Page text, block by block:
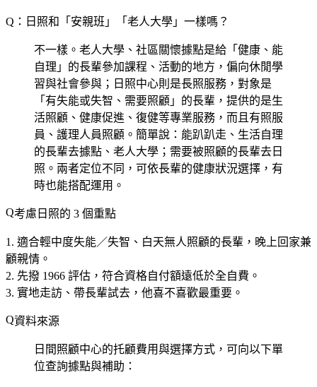
Q：日照和「安親班」「老人大學」一樣嗎？
不一樣。老人大學、社區關懷據點是給「健康、能
自理」的長輩參加課程、活動的地方，偏向休閒學
習與社會參與；日照中心則是長照服務，對象是
「有失能或失智、需要照顧」的長輩，提供的是生
活照顧、健康促進、復健等專業服務，而且有照服
員、護理人員照顧。簡單說：能趴趴走、生活自理
的長輩去據點、老人大學；需要被照顧的長輩去日
照。兩者定位不同，可依長輩的健康狀況選擇，有
時也能搭配運用。
考慮日照的 3 個重點
適合輕中度失能／失智、白天無人照顧的長輩 ，晚上回家兼
顧親情。
先撥 1966 評估 ，符合資格自付額遠低於全自費。
實地走訪、帶長輩試去 ，他喜不喜歡最重要。
資料來源
日間照顧中心的托顧費用與選擇方式，可向以下單
位查詢據點與補助：